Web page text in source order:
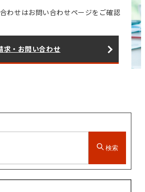
検索
わせはお問い合わせページをご確認
求・お問い合わせ